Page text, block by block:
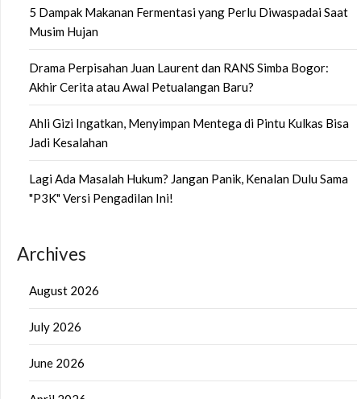
5 Dampak Makanan Fermentasi yang Perlu Diwaspadai Saat
Musim Hujan
Drama Perpisahan Juan Laurent dan RANS Simba Bogor:
Akhir Cerita atau Awal Petualangan Baru?
Ahli Gizi Ingatkan, Menyimpan Mentega di Pintu Kulkas Bisa
Jadi Kesalahan
Lagi Ada Masalah Hukum? Jangan Panik, Kenalan Dulu Sama
"P3K" Versi Pengadilan Ini!
Archives
August 2026
July 2026
June 2026